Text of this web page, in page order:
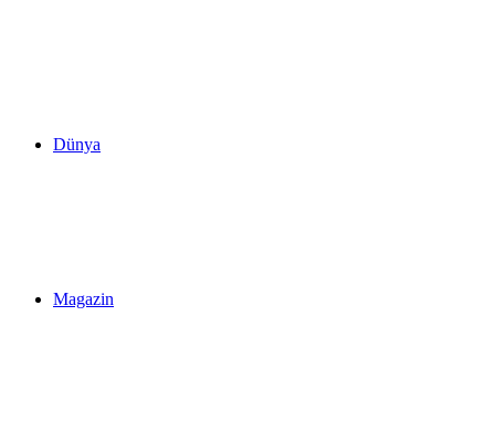
Dünya
Magazin